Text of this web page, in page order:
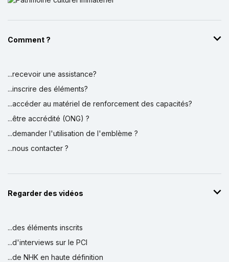
Comment ?
...recevoir une assistance?
...inscrire des éléments?
...accéder au matériel de renforcement des capacités?
...être accrédité (ONG) ?
...demander l'utilisation de l'emblème ?
...nous contacter ?
Regarder des vidéos
...des éléments inscrits
...d'interviews sur le PCI
...de NHK en haute définition